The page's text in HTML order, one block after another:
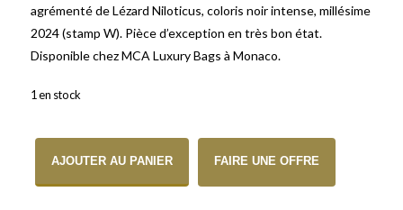
agrémenté de Lézard Niloticus, coloris noir intense, millésime
2024 (stamp W). Pièce d’exception en très bon état.
Disponible chez MCA Luxury Bags à Monaco.
1 en stock
AJOUTER AU PANIER FAIRE UNE OFFRE